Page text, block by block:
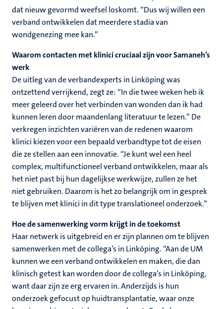
dat nieuw gevormd weefsel loskomt. “Dus wij willen een
verband ontwikkelen dat meerdere stadia van
wondgenezing mee kan.”
Waarom contacten met klinici cruciaal zijn voor Samaneh’s
werk
De uitleg van de verbandexperts in Linköping was
ontzettend verrijkend, zegt ze: “In die twee weken heb ik
meer geleerd over het verbinden van wonden dan ik had
kunnen leren door maandenlang literatuur te lezen.” De
verkregen inzichten variëren van de redenen waarom
klinici kiezen voor een bepaald verbandtype tot de eisen
die ze stellen aan een innovatie. “Je kunt wel een heel
complex, multifunctioneel verband ontwikkelen, maar als
het niet past bij hun dagelijkse werkwijze, zullen ze het
niet gebruiken. Daarom is het zo belangrijk om in gesprek
te blijven met klinici in dit type translationeel onderzoek.”
Hoe de samenwerking vorm krijgt in de toekomst
Haar netwerk is uitgebreid en er zijn plannen om te blijven
samenwerken met de collega’s in Linköping. “Aan de UM
kunnen we een verband ontwikkelen en maken, die dan
klinisch getest kan worden door de collega’s in Linköping,
want daar zijn ze erg ervaren in. Anderzijds is hun
onderzoek gefocust op huidtransplantatie, waar onze